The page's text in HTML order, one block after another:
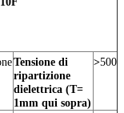
Tensione di
ripartizione
dielettrica (T=
1mm qui sopra)
>